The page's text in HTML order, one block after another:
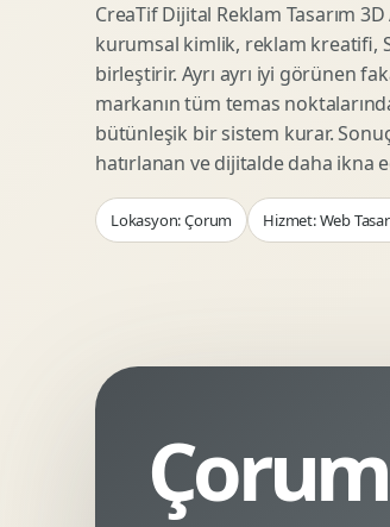
Sepet Odeme UX
Pazaryeri Marka Magazasi
Eticaret SEO Altyapisi
App
Form
Sales Page
Mikro Animasyon Tasarimi
Urun Tanitim Animasyonu
Interaktif
CreaTif Dijital Reklam Tasarım 3D
kurumsal kimlik, reklam kreatifi,
birleştirir. Ayrı ayrı iyi görünen
markanın tüm temas
bütünleşik bir sistem kurar.
hatırlanan ve dijitalde daha ikna
Lokasyon: Çorum Hizmet: Web